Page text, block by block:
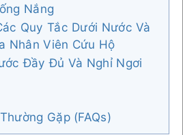
Nắng
Quy Tắc Dưới Nước Và
Nhân Viên Cứu Hộ
Đầy Đủ Và Nghỉ Ngơi
Gặp (FAQs)